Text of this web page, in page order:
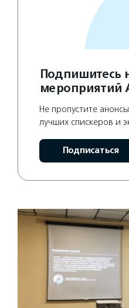
Подпишитесь
мероприятий
Не пропустите
лучших спискеров и
Подписаться